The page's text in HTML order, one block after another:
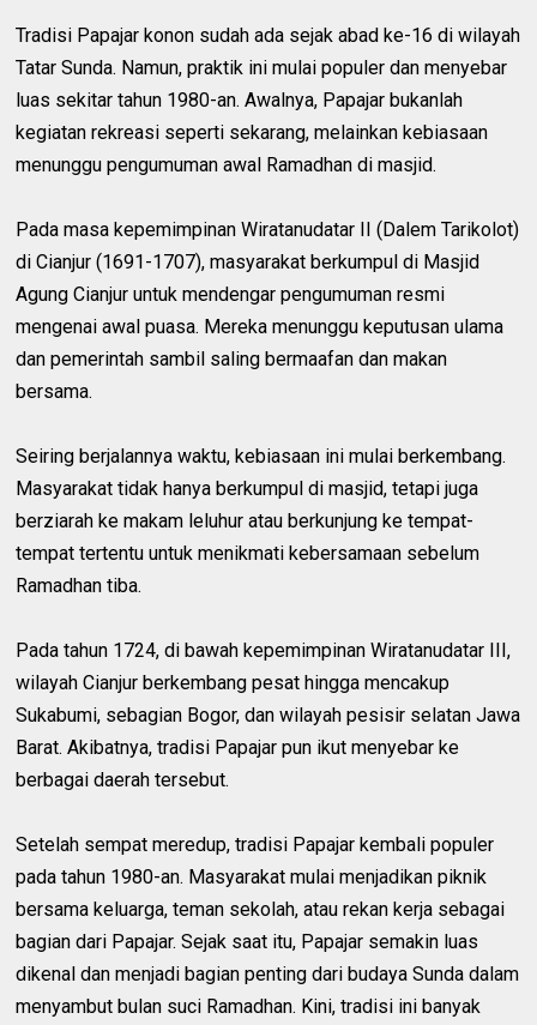
Tradisi Papajar konon sudah ada sejak abad ke-16 di wilayah
Tatar Sunda. Namun, praktik ini mulai populer dan menyebar
luas sekitar tahun 1980-an. Awalnya, Papajar bukanlah
kegiatan rekreasi seperti sekarang, melainkan kebiasaan
menunggu pengumuman awal Ramadhan di masjid.
Pada masa kepemimpinan Wiratanudatar II (Dalem Tarikolot)
di Cianjur (1691-1707), masyarakat berkumpul di Masjid
Agung Cianjur untuk mendengar pengumuman resmi
mengenai awal puasa. Mereka menunggu keputusan ulama
dan pemerintah sambil saling bermaafan dan makan
bersama.
Seiring berjalannya waktu, kebiasaan ini mulai berkembang.
Masyarakat tidak hanya berkumpul di masjid, tetapi juga
berziarah ke makam leluhur atau berkunjung ke tempat-
tempat tertentu untuk menikmati kebersamaan sebelum
Ramadhan tiba.
Pada tahun 1724, di bawah kepemimpinan Wiratanudatar III,
wilayah Cianjur berkembang pesat hingga mencakup
Sukabumi, sebagian Bogor, dan wilayah pesisir selatan Jawa
Barat. Akibatnya, tradisi Papajar pun ikut menyebar ke
berbagai daerah tersebut.
Setelah sempat meredup, tradisi Papajar kembali populer
pada tahun 1980-an. Masyarakat mulai menjadikan piknik
bersama keluarga, teman sekolah, atau rekan kerja sebagai
bagian dari Papajar. Sejak saat itu, Papajar semakin luas
dikenal dan menjadi bagian penting dari budaya Sunda dalam
menyambut bulan suci Ramadhan. Kini, tradisi ini banyak